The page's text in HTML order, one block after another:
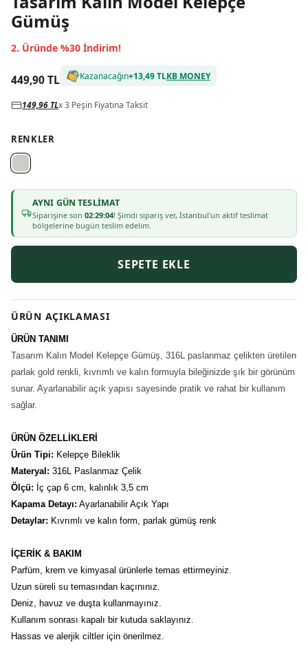
Gümüş
2. Üründe %30 İndirim!
449,90 TL Kazanacağın+13,49 TLKB MONEY
149,96 TLx 3 Peşin Fiyatına Taksit
RENKLER
AYNI GÜN TESLIMAT
Siparişine son 02:29:04! Şimdi sipariş ver, İstanbul'un aktif teslimat
bölgelerine bugün teslim edelim.
SEPETE EKLE
ÜRÜN AÇIKLAMASI
ÜRÜN TANIMI
Tasarım Kalın Model Kelepçe Gümüş, 316L paslanmaz çelikten üretilen
parlak gold renkli, kıvrımlı ve kalın formuyla bileğinizde şık bir görünüm
sunar. Ayarlanabilir açık yapısı sayesinde pratik ve rahat bir kullanım
sağlar.
ÜRÜN ÖZELLİKLERİ
Ürün Tipi: Kelepçe Bileklik
Materyal: 316L Paslanmaz Çelik
Ölçü: İç çap 6 cm, kalınlık 3,5 cm
Kapama Detayı: Ayarlanabilir Açık Yapı
Detaylar: Kıvrımlı ve kalın form, parlak gümüş renk
İÇERİK & BAKIM
Parfüm, krem ve kimyasal ürünlerle temas ettirmeyiniz.
Uzun süreli su temasından kaçınınız.
Deniz, havuz ve duşta kullanmayınız.
Kullanım sonrası kapalı bir kutuda saklayınız.
Hassas ve alerjik ciltler için önerilmez.